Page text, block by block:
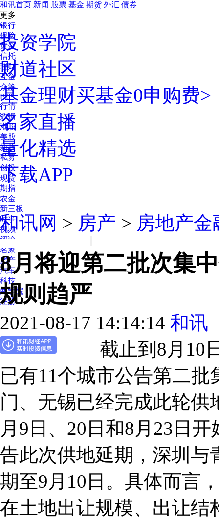
和讯首页 新闻 股票 基金 期货 外汇 债券
更多
银行
保险
黄金
信托
理财
互金
众筹
P2P
行情
数据
港股
美股
新股
私募
创投
现货
期指
农金
新三板
时事
视频
评论
名家
房产
汽车
科技
商学院
注册
投资学院
财道社区
基金理财买基金0申购费>
名家直播
量化精选
下载APP
和讯网 > 房产 > 房地产金
8月将迎第二批次集
规则趋严
2021-08-17 14:14:14 和讯
截止到8月10日
已有11个城市公告第二
门、无锡已经完成此轮
月9日、20日和8月23日
告此次供地延期，深圳与
期至9月10日。具体而言
在土地出让规模、出让结